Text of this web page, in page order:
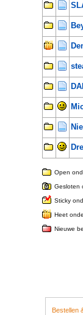
Open
Gesloten
Sticky
Heet
Nieuwe
Bestellen